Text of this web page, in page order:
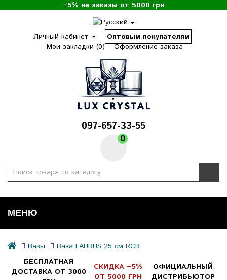
−5% на заказы от 5000 грн
Личный кабинет
Оптовым покупателям
Мои закладки (0)
Оформление заказа
097-657-33-55
0
МЕНЮ
Вазы
Ваза LAURUS 25 см RCR
БЕСПЛАТНАЯ
ДОСТАВКА ОТ 3000
СКИДКА −5%
ОТ 5000 ГРН
ОФИЦИАЛЬНЫЙ
ДИСТРИБЬЮТОР